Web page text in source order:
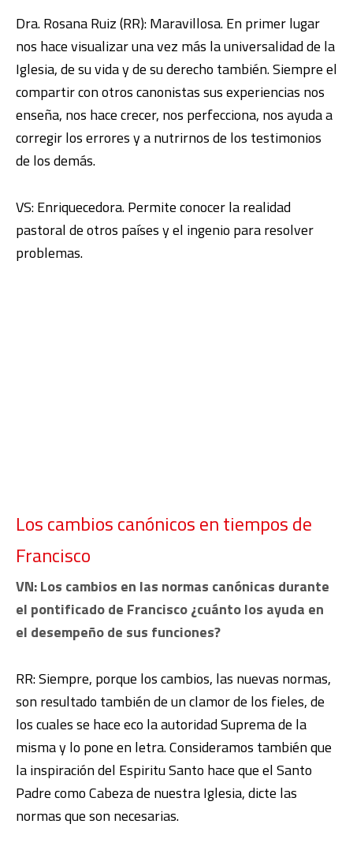
Dra. Rosana Ruiz (RR): Maravillosa. En primer lugar
nos hace visualizar una vez más la universalidad de la
Iglesia, de su vida y de su derecho también. Siempre el
compartir con otros canonistas sus experiencias nos
enseña, nos hace crecer, nos perfecciona, nos ayuda a
corregir los errores y a nutrirnos de los testimonios
de los demás.
VS: Enriquecedora. Permite conocer la realidad
pastoral de otros países y el ingenio para resolver
problemas.
Los cambios canónicos en tiempos de
Francisco
VN: Los cambios en las normas canónicas durante
el pontificado de Francisco ¿cuánto los ayuda en
el desempeño de sus funciones?
RR: Siempre, porque los cambios, las nuevas normas,
son resultado también de un clamor de los fieles, de
los cuales se hace eco la autoridad Suprema de la
misma y lo pone en letra. Consideramos también que
la inspiración del Espiritu Santo hace que el Santo
Padre como Cabeza de nuestra Iglesia, dicte las
normas que son necesarias.